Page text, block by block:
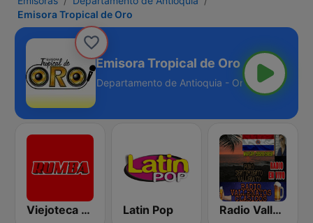
Emisora Tropical de Oro
Emisora Tropical de Oro
Departamento de Antioquia - Online
Viejoteca Salsa Merengue Tropical Latin Pop Radio Vallenatos Clásicos